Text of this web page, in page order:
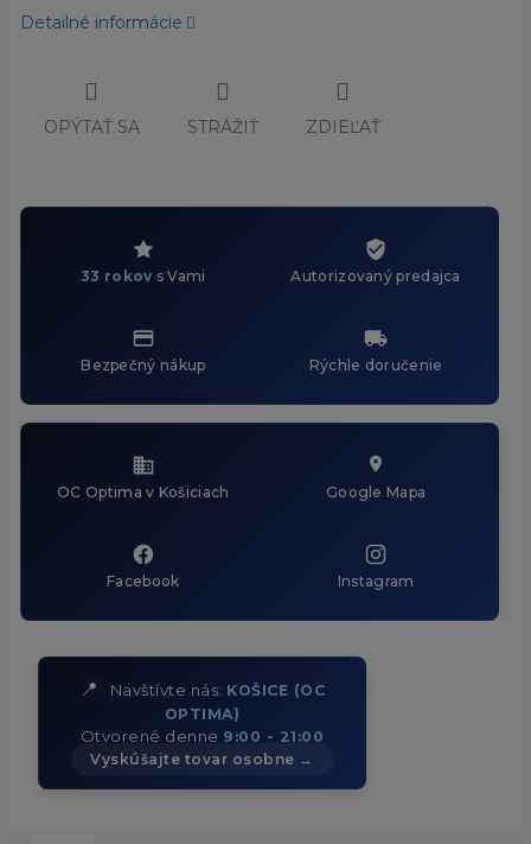
Detailné informácie
OPÝTAŤ SA STRÁŽIŤ ZDIEĽAŤ
33 rokov s Vami Autorizovaný predajca
Bezpečný nákup Rýchle doručenie
OC Optima v Košiciach Google Mapa
Facebook Instagram
📍 Navštívte nás: KOŠICE (OC
OPTIMA)
Otvorené denne 9:00 - 21:00
Vyskúšajte tovar osobne →